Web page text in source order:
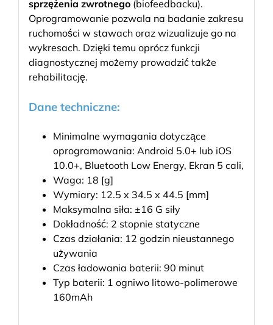
sprzężenia zwrotnego(biofeedbacku).
Oprogramowanie pozwala na badanie zakresu
ruchomości w stawach oraz wizualizuje go na
wykresach. Dzięki temu oprócz funkcji
diagnostycznej możemy prowadzić także
rehabilitację.
Dane techniczne:
Minimalne wymagania dotyczące
oprogramowania: Android 5.0+ lub iOS
10.0+, Bluetooth Low Energy, Ekran 5 cali,
Waga: 18 [g]
Wymiary: 12.5 x 34.5 x 44.5 [mm]
Maksymalna siła: ±16 G siły
Dokładność: 2 stopnie statyczne
Czas działania: 12 godzin nieustannego
używania
Czas ładowania baterii: 90 minut
Typ baterii: 1 ogniwo litowo-polimerowe
160mAh